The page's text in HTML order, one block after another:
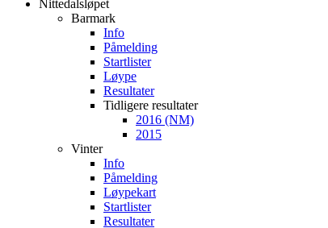
Nittedalsløpet
Barmark
Info
Påmelding
Startlister
Løype
Resultater
Tidligere resultater
2016 (NM)
2015
Vinter
Info
Påmelding
Løypekart
Startlister
Resultater